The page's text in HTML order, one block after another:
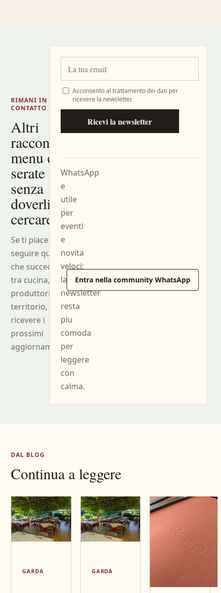
RIMANI IN
CONTATTO
Altri
racconti,
menu e
serate
senza
doverli
cercare.
Se ti piace
seguire quello
che succede
tra cucina, sala,
produttori e
territorio, puoi
ricevere i
prossimi
aggiornamenti.
Acconsento al trattamento dei dati per
ricevere la newsletter.
Ricevi la newsletter
WhatsApp
e
utile
per
eventi
e
novita
veloci;
la
newsletter
resta
piu
comoda
per
leggere
con
calma.
Entra nella community WhatsApp
DAL BLOG
Continua a leggere
GARDA GARDA